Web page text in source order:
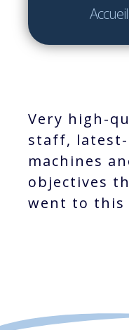
Accueil
Very high-
staff,
machines
objectives
went to this